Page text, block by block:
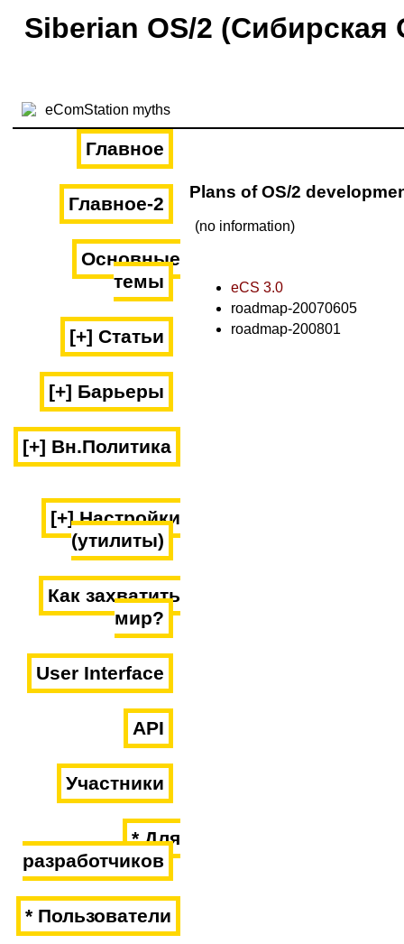
Siberian OS/2 (Сибирская
Главное
Главное-2
Основные
темы
[+] Статьи
[+] Барьеры
[+] Вн.Политика
[+] Настройки
(утилиты)
Как захватить
мир?
User Interface
API
Участники
* Для
разработчиков
* Пользователи
Plans of OS/2
(no information)
eCS 3.0
roadmap-20070605
roadmap-200801